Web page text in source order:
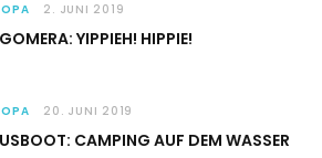
2. JUNI 2019
YIPPIEH! HIPPIE!
20. JUNI 2019
CAMPING AUF DEM WASSER